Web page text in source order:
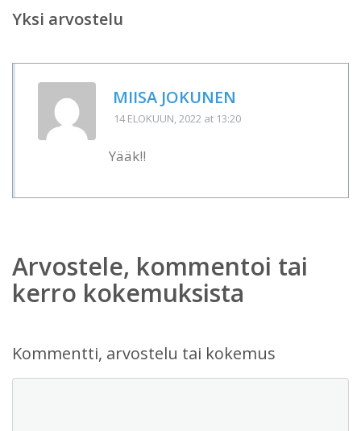
Yksi arvostelu
MIISA JOKUNEN
14 ELOKUUN, 2022 at 13:20
Yääk!!
Arvostele, kommentoi tai
kerro kokemuksista
Kommentti, arvostelu tai kokemus